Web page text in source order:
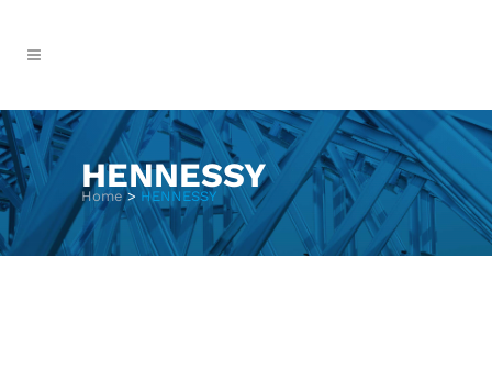
HENNESSY
Home> HENNESSY